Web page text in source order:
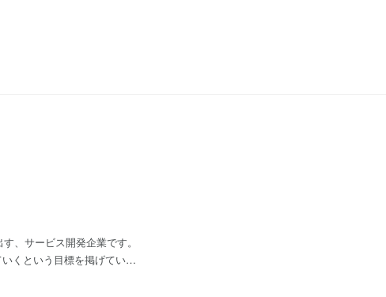
、サービス開発企業です。
くという目標を掲げていま
くりに取り組んでいます。